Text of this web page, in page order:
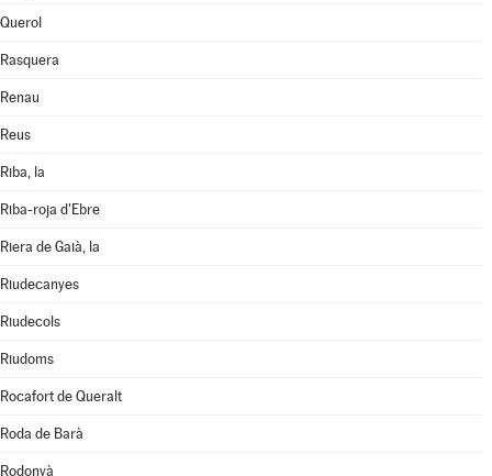
Querol
Rasquera
Renau
Reus
Riba, la
Riba-roja d'Ebre
Riera de Gaià, la
Riudecanyes
Riudecols
Riudoms
Rocafort de Queralt
Roda de Barà
Rodonyà